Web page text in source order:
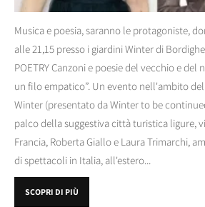
Musica e poesia, saranno le protagoniste,
alle 21,15 presso i giardini Winter di
POETRY Canzoni e poesie del vecchio e
un filo empatico”. Un evento nell'ambito
Winter (presentato da Winter to be
palco della suggestiva città turistica ligure,
Francia, Roberta Giallo e Laura Trimarchi,
di spettacoli in Italia, all'estero...
SCOPRI DI PIÙ